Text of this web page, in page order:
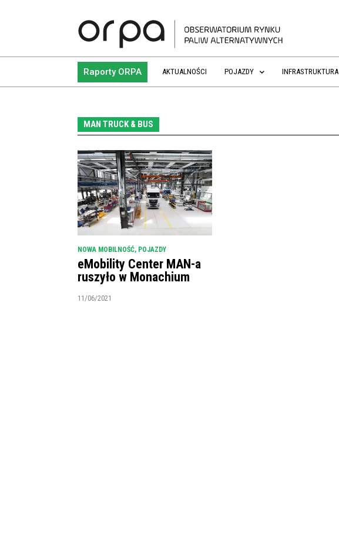
Raporty ORPA AKTUALNOŚCI POJAZDY INFRASTRUKTURA
MAN TRUCK & BUS
NOWA MOBILNOŚĆ, POJAZDY
eMobility Center MAN-a
ruszyło w Monachium
11/06/2021